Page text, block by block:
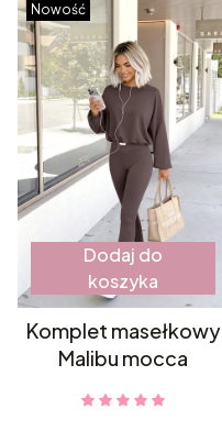
Nowość
Dodaj do
koszyka
Komplet masełkowy
Malibu mocca